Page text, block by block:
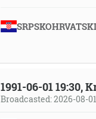
SRPSKOHRVATSKI
1991-06-01 19:30,
Broadcasted: 2026-08-